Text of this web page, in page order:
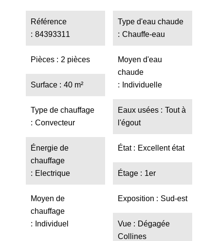
Référence
84393311
Pièces 2 pièces
Surface 40 m²
Type de chauffage
Convecteur
Énergie de
chauffage
Electrique
Moyen de
chauffage
Individuel
Type d'eau chaude
Chauffe-eau
Moyen d'eau
chaude
Individuelle
Eaux usées
Tout à
l'égout
État Excellent état
Étage 1er
Exposition Sud-est
Vue
Dégagée
Collines